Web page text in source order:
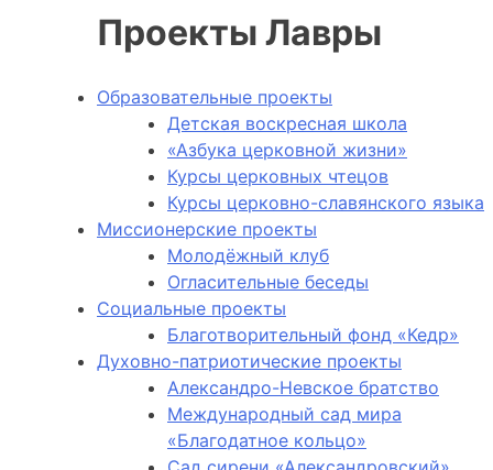
Проекты Лавры
Образовательные проекты
Детская воскресная школа
«Азбука церковной жизни»
Курсы церковных чтецов
Курсы церковно-славянского языка
Миссионерские проекты
Молодёжный клуб
Огласительные беседы
Социальные проекты
Благотворительный фонд «Кедр»
Духовно-патриотические проекты
Александро-Невское братство
Международный сад мира
«Благодатное кольцо»